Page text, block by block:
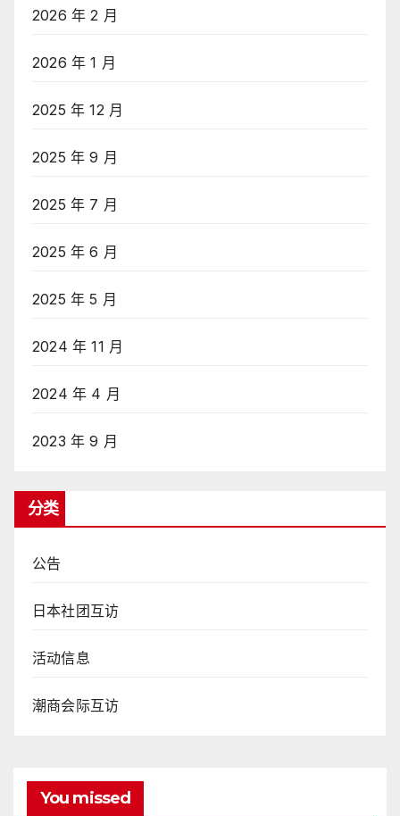
2026 年 2 月
2026 年 1 月
2025 年 12 月
2025 年 9 月
2025 年 7 月
2025 年 6 月
2025 年 5 月
2024 年 11 月
2024 年 4 月
2023 年 9 月
分类
公告
日本社团互访
活动信息
潮商会际互访
You missed